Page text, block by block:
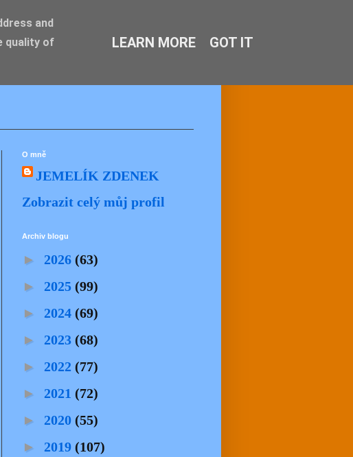
O mně
JEMELÍK ZDENEK
Zobrazit celý můj profil
Archiv blogu
► 2026 (63)
► 2025 (99)
► 2024 (69)
► 2023 (68)
► 2022 (77)
► 2021 (72)
► 2020 (55)
► 2019 (107)
and
quality of
LEARN MORE GOT IT